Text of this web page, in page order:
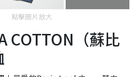
點擊圖片放大
COTTON（蘇比